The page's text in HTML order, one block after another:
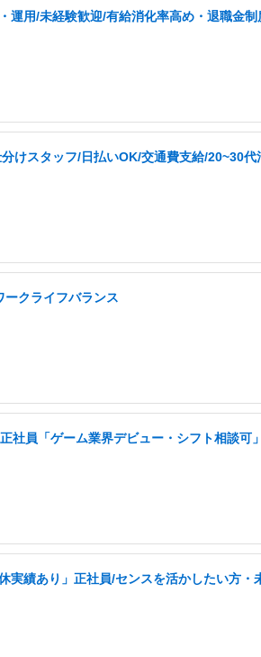
運用/未経験歓迎/有給消化率高め・退職金制
けスタッフ/日払いOK/交通費支給/20~30代
クライフバランス
社員「ゲーム業界デビュー・シフト相談可
実績あり」正社員/センスを活かしたい方